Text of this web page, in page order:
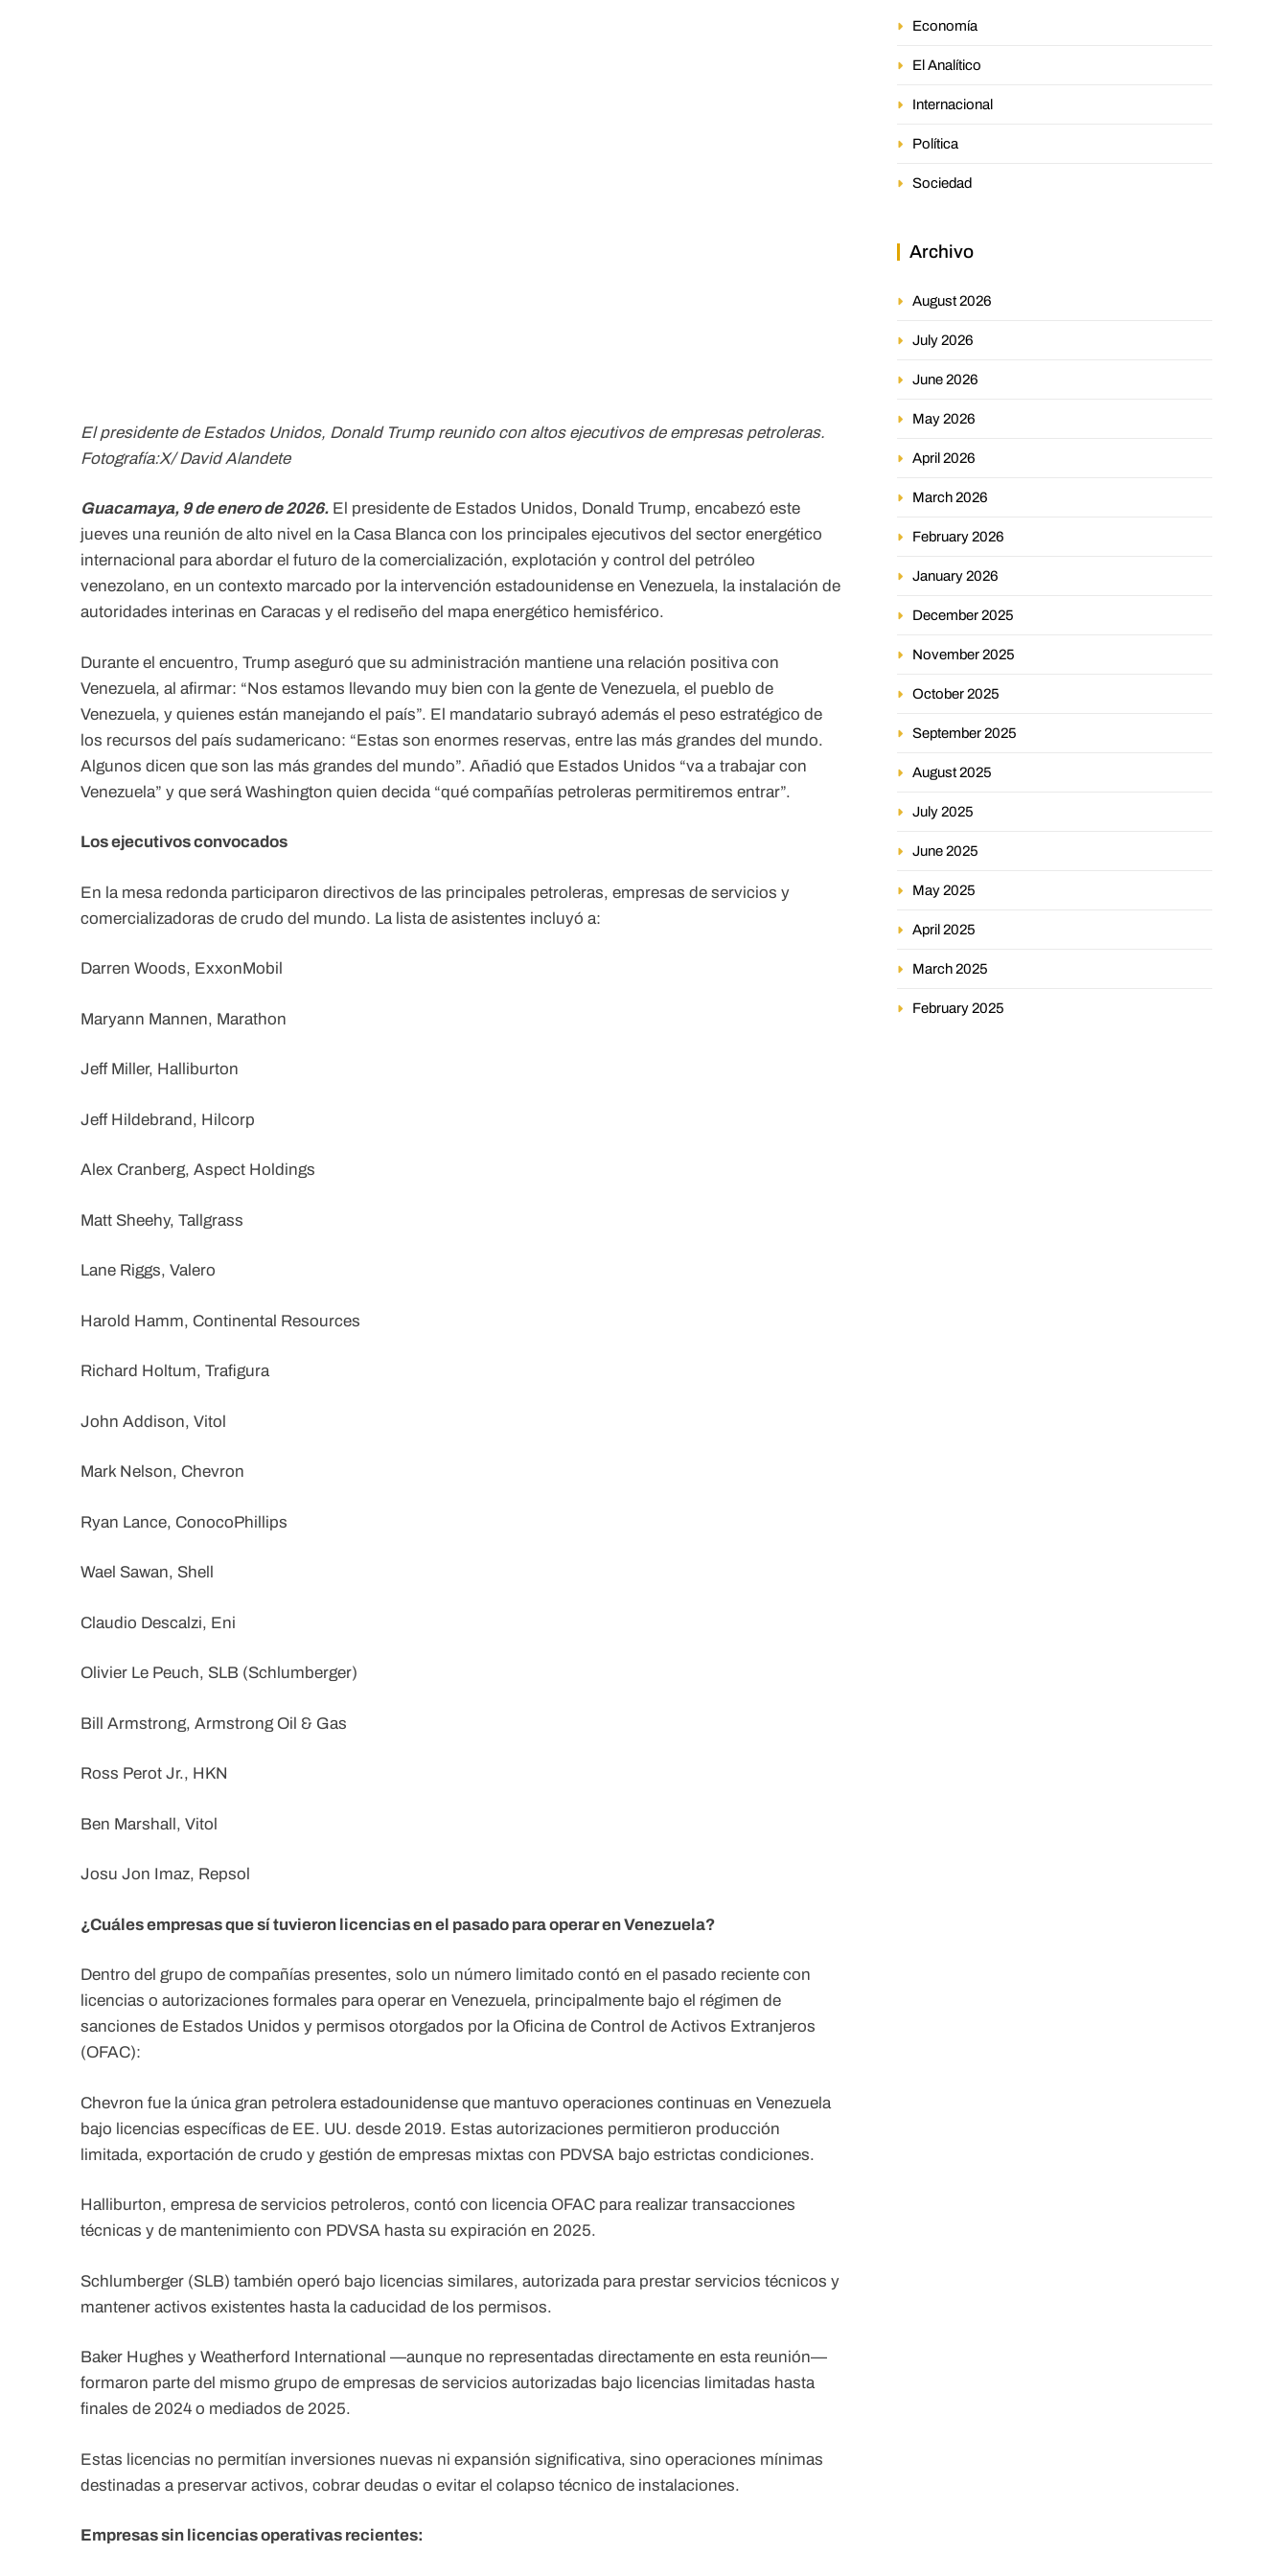
El presidente de Estados Unidos, Donald Trump reunido con altos ejecutivos de empresas petroleras.
Fotografía:X/ David Alandete
Guacamaya, 9 de enero de 2026. El presidente de Estados Unidos, Donald Trump, encabezó este
jueves una reunión de alto nivel en la Casa Blanca con los principales ejecutivos del sector energético
internacional para abordar el futuro de la comercialización, explotación y control del petróleo
venezolano, en un contexto marcado por la intervención estadounidense en Venezuela, la instalación de
autoridades interinas en Caracas y el rediseño del mapa energético hemisférico.
Durante el encuentro, Trump aseguró que su administración mantiene una relación positiva con
Venezuela, al afirmar: “Nos estamos llevando muy bien con la gente de Venezuela, el pueblo de
Venezuela, y quienes están manejando el país”. El mandatario subrayó además el peso estratégico de
los recursos del país sudamericano: “Estas son enormes reservas, entre las más grandes del mundo.
Algunos dicen que son las más grandes del mundo”. Añadió que Estados Unidos “va a trabajar con
Venezuela” y que será Washington quien decida “qué compañías petroleras permitiremos entrar”.
Los ejecutivos convocados
En la mesa redonda participaron directivos de las principales petroleras, empresas de servicios y
comercializadoras de crudo del mundo. La lista de asistentes incluyó a:
Darren Woods, ExxonMobil
Maryann Mannen, Marathon
Jeff Miller, Halliburton
Jeff Hildebrand, Hilcorp
Alex Cranberg, Aspect Holdings
Matt Sheehy, Tallgrass
Lane Riggs, Valero
Harold Hamm, Continental Resources
Richard Holtum, Trafigura
John Addison, Vitol
Mark Nelson, Chevron
Ryan Lance, ConocoPhillips
Wael Sawan, Shell
Claudio Descalzi, Eni
Olivier Le Peuch, SLB (Schlumberger)
Bill Armstrong, Armstrong Oil & Gas
Ross Perot Jr., HKN
Ben Marshall, Vitol
Josu Jon Imaz, Repsol
¿Cuáles empresas que sí tuvieron licencias en el pasado para operar en Venezuela?
Dentro del grupo de compañías presentes, solo un número limitado contó en el pasado reciente con
licencias o autorizaciones formales para operar en Venezuela, principalmente bajo el régimen de
sanciones de Estados Unidos y permisos otorgados por la Oficina de Control de Activos Extranjeros
(OFAC):
Chevron fue la única gran petrolera estadounidense que mantuvo operaciones continuas en Venezuela
bajo licencias específicas de EE. UU. desde 2019. Estas autorizaciones permitieron producción
limitada, exportación de crudo y gestión de empresas mixtas con PDVSA bajo estrictas condiciones.
Halliburton, empresa de servicios petroleros, contó con licencia OFAC para realizar transacciones
técnicas y de mantenimiento con PDVSA hasta su expiración en 2025.
Schlumberger (SLB) también operó bajo licencias similares, autorizada para prestar servicios técnicos y
mantener activos existentes hasta la caducidad de los permisos.
Baker Hughes y Weatherford International —aunque no representadas directamente en esta reunión—
formaron parte del mismo grupo de empresas de servicios autorizadas bajo licencias limitadas hasta
finales de 2024 o mediados de 2025.
Estas licencias no permitían inversiones nuevas ni expansión significativa, sino operaciones mínimas
destinadas a preservar activos, cobrar deudas o evitar el colapso técnico de instalaciones.
Empresas sin licencias operativas recientes:
Economía
El Analítico
Internacional
Política
Sociedad
Archivo
August 2026
July 2026
June 2026
May 2026
April 2026
March 2026
February 2026
January 2026
December 2025
November 2025
October 2025
September 2025
August 2025
July 2025
June 2025
May 2025
April 2025
March 2025
February 2025